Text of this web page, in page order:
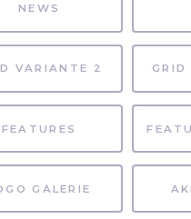
NEWS
VARIANTE 2 GRID
FEATURES
GALERIE